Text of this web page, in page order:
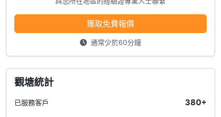
獲取免費報價
通常少於60分鐘
觀塘統計
已服務客戶 380+